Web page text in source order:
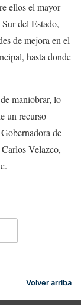
ellos el mayor
del Estado,
de mejora en el
hasta donde
maniobrar, lo
un recurso
de
Velazco,
Volver arriba